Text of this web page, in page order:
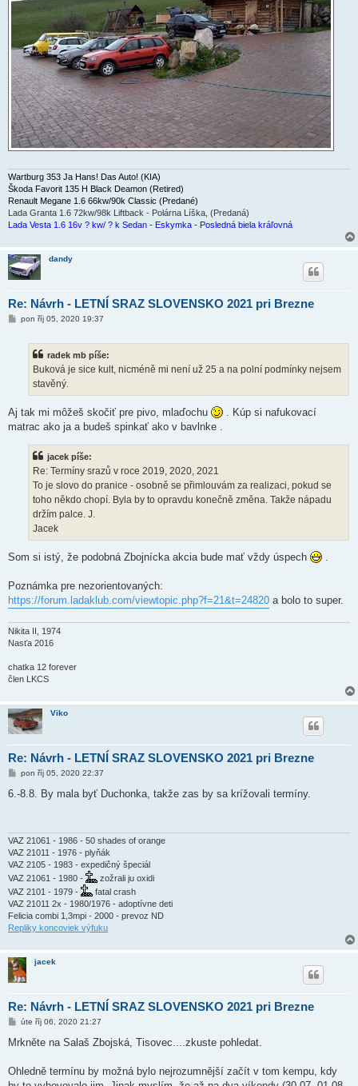
Wartburg 353 Ja Hans! Das Auto! (KIA)
Škoda Favorit 135 H Black Deamon (Retired)
Renault Megane 1.6 66kw/90k Classic (Predané)
Lada Granta 1.6 72kw/98k Liftback - Polárna Líška, (Predaná)
Lada Vesta 1.6 16v ? kw/ ? k Sedan - Eskymka - Posledná biela kráľovná
dandy
Re: Návrh - LETNÍ SRAZ SLOVENSKO 2021 pri Brezne
Ppon říj 05, 2020 19:37
radek mb píše:
Buková je sice kult, nicméně mi není už 25 a na polní podmínky nejsem
stavěný.
Aj tak mi môžeš skočiť pre pivo, mlaďochu
. Kúp si nafukovací
matrac ako ja a budeš spinkať ako v bavlnke .
jacek píše:
Re: Termíny srazů v roce 2019, 2020, 2021
To je slovo do pranice - osobně se přimlouvám za realizaci, pokud se
toho někdo chopí. Byla by to opravdu konečně změna. Takže nápadu
držím palce. J.
Jacek
Som si istý, že podobná Zbojnícka akcia bude mať vždy úspech
Poznámka pre nezorientovaných:
https://forum.ladaklub.com/viewtopic.php?f=21&t=24820 a bolo to super.
Nikita II, 1974
Nasťa 2016
chatka 12 forever
člen LKCS
Viko
Re: Návrh - LETNÍ SRAZ SLOVENSKO 2021 pri Brezne
P
e
k
pon říj 05, 2020 22:37
6.-8.8. By mala byť Duchonka, takže zas by sa krížovali termíny.
VAZ 21061 - 1986 - 50 shades of orange
VAZ 21011 - 1976 - plyňák
VAZ 2105 - 1983 - expedičný špeciál
VAZ 21061 - 1980 -
zožrali ju oxidi
VAZ 2101 - 1979 -
fatal crash
VAZ 21011 2x - 1980/1976 - adoptívne deti
Felicia combi 1,3mpi - 2000 - prevoz ND
Repliky koncoviek výfuku
jacek
Re: Návrh - LETNÍ SRAZ SLOVENSKO 2021 pri Brezne
P
í
ě
úte říj 06, 2020 21:27
Mrkněte na Salaš Zbojská, Tisovec....zkuste pohledat.
Ohledně termínu by možná bylo nejrozumnější začít v tom kempu, kdy